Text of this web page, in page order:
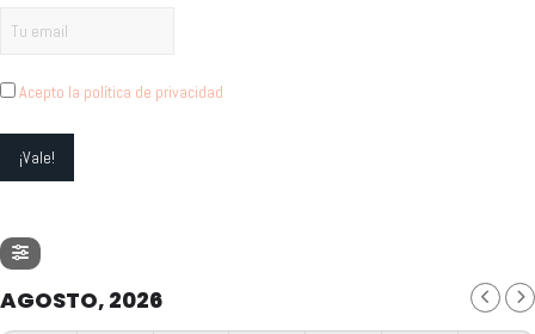
Acepto la política de privacidad
AGOSTO, 2026